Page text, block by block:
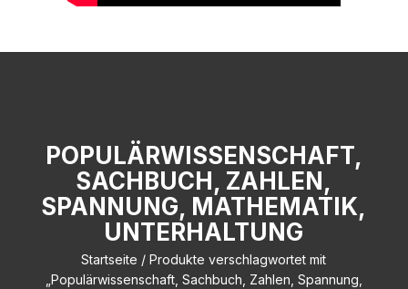
POPULÄRWISSENSCHAFT,
SACHBUCH, ZAHLEN,
SPANNUNG, MATHEMATIK,
UNTERHALTUNG
Startseite / Produkte verschlagwortet mit
„Populärwissenschaft, Sachbuch, Zahlen, Spannung,